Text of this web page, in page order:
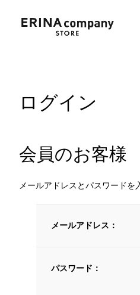
ログイン
会員のお客様
メールアドレスとパスワードを
メールアドレス：
パスワード：